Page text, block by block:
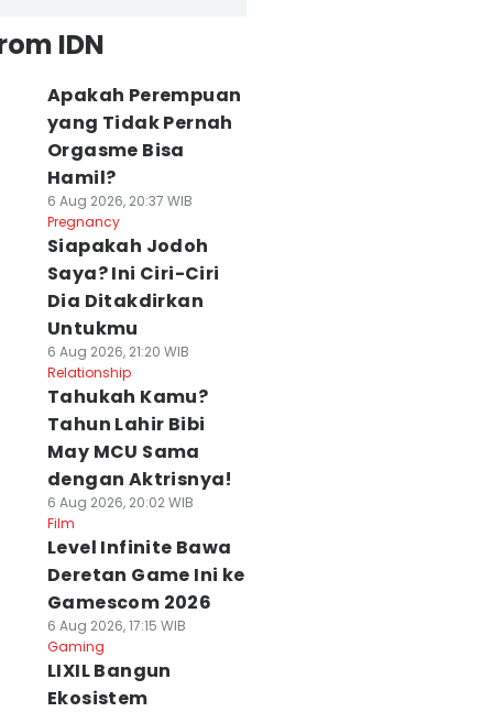
IDN
Apakah Perempuan
yang Tidak Pernah
Orgasme Bisa
Hamil?
6 Aug 2026, 20:37 WIB
Pregnancy
Siapakah Jodoh
Saya? Ini Ciri-Ciri
Dia Ditakdirkan
Untukmu
6 Aug 2026, 21:20 WIB
Relationship
Tahukah Kamu?
Tahun Lahir Bibi
May MCU Sama
dengan Aktrisnya!
6 Aug 2026, 20:02 WIB
Film
Level Infinite Bawa
Deretan Game Ini ke
Gamescom 2026
6 Aug 2026, 17:15 WIB
Gaming
LIXIL Bangun
Ekosistem